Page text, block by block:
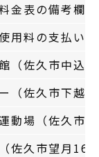
金表の備考欄
用料の支払い
（佐久市中込
（佐久市下越
動場（佐久
佐久市望月